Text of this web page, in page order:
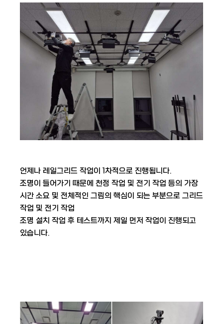
언제나 레일그리드 작업이 1차적으로 진행됩니다.
조명이 들어가기 때문에 천정 작업 및 전기 작업 등의 가장
시간 소요 및 전체적인 그림의 핵심이 되는 부분으로 그리드
작업 및 전기 작업
조명 설치 작업 후 테스트까지 제일 먼저 작업이 진행되고
있습니다.